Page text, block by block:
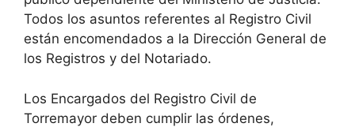
Todos los asuntos referentes al Registro Civil
están encomendados a la Dirección General de
los Registros y del Notariado.
Los Encargados del Registro Civil de
Torremayor deben cumplir las órdenes,